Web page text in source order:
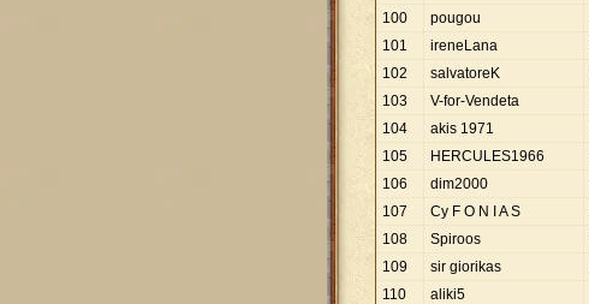
100
pougou
101
ireneLana
102
salvatoreK
103
V-for-Vendeta
104
akis 1971
105
HERCULES1966
106
dim2000
107
Cy F O N I A S
108
Spiroos
109
sir giorikas
110
aliki5